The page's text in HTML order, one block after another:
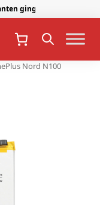
gingen je voor.
Nord N100